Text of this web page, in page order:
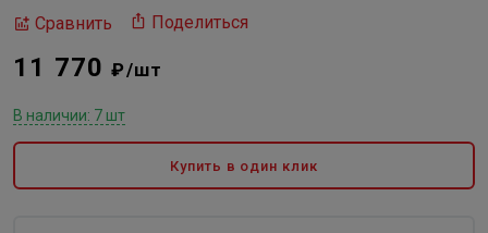
Сравнить Поделиться
11 770₽/шт
В наличии: 7 шт
Купить в один клик